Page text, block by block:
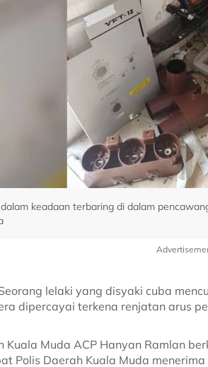
keadaan terbaring di dalam
lelaki yang disyaki cuba
dipercayai terkena renjatan arus
Kuala Muda ACP Hanyan Ramlan
Polis Daerah Kuala Muda